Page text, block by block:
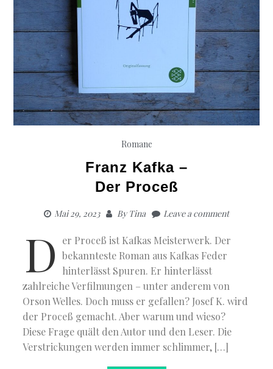
Romane
Franz Kafka –
Der Proceß
Mai 29, 2023 ByTina Leave a comment
D
er Proceß ist Kafkas Meisterwerk. Der
bekannteste Roman aus Kafkas Feder
hinterlässt Spuren. Er hinterlässt
zahlreiche Verfilmungen – unter anderem von
Orson Welles. Doch muss er gefallen? Josef K. wird
der Proceß gemacht. Aber warum und wieso?
Diese Frage quält den Autor und den Leser. Die
Verstrickungen werden immer schlimmer, […]